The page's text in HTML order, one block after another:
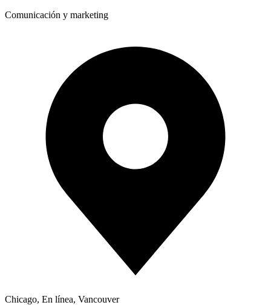
Comunicación y marketing
Chicago, En línea, Vancouver